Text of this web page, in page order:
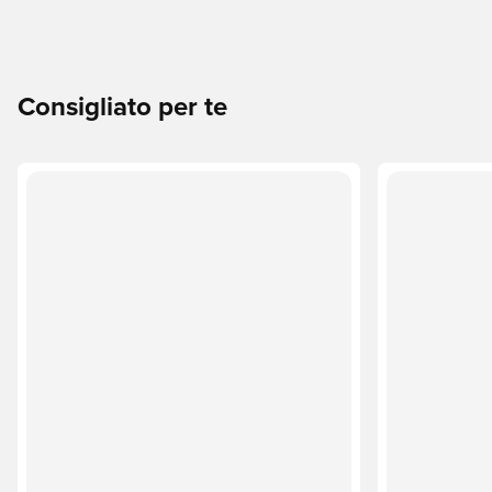
Consigliato per te